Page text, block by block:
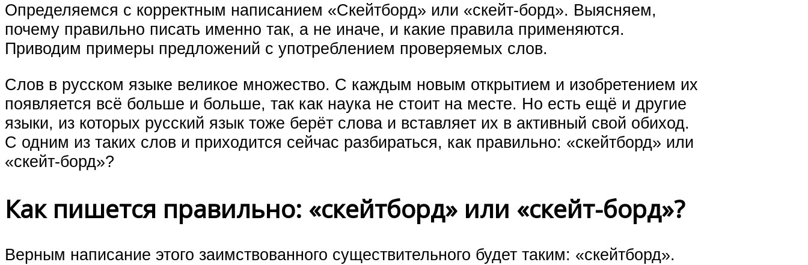
Определяемся с корректным написанием «Скейтборд» или «скейт-борд». Выясняем,
почему правильно писать именно так, а не иначе, и какие правила применяются.
Приводим примеры предложений с употреблением проверяемых слов.
Слов в русском языке великое множество. С каждым новым открытием и изобретением их
появляется всё больше и больше, так как наука не стоит на месте. Но есть ещё и другие
языки, из которых русский язык тоже берёт слова и вставляет их в активный свой обиход.
С одним из таких слов и приходится сейчас разбираться, как правильно: «скейтборд» или
«скейт-борд»?
Как пишется правильно: «скейтборд» или «скейт-борд»?
Верным написание этого заимствованного существительного будет таким: «скейтборд».